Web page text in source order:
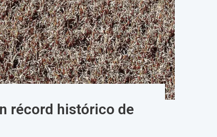
récord histórico de